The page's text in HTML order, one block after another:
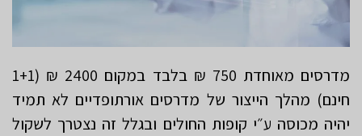
מדרסים מאוחדת 750 ₪ בלבד במקום 2400 ₪ (1+1
חינם) מהלך הייצור של מדרסים אורתופדיים לא תמיד
יהיה מכוסה ע״י קופות החולים ובגלל זה נצטרך לשקול